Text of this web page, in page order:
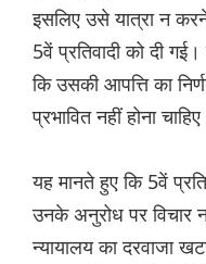
इसलिए उसे यात्रा न
5वें प्रतिवादी को दी
कि उसकी आपत्ति का
प्रभावित नहीं होना
यह मानते हुए कि 5वें
उनके अनुरोध पर विचार
न्यायालय का दरवाजा